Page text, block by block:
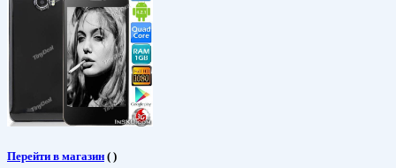
Перейти в магазин ( )